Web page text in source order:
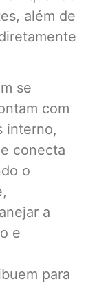
além de
se
com
interno,
conecta
o
a
e
para